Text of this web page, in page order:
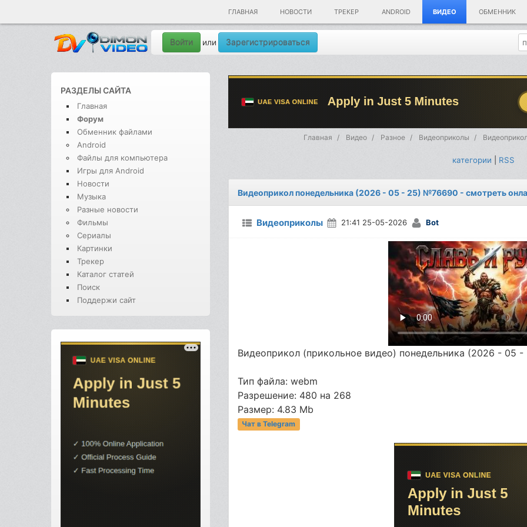
ГЛАВНАЯ НОВОСТИ ТРЕКЕР ANDROID ВИДЕО ОБМЕННИК
Войти или Зарегистрироваться
РАЗДЕЛЫ САЙТА
Главная
Форум
Обменник файлами
Android
Файлы для компьютера
Игры для Android
Новости
Музыка
Разные новости
Фильмы
Сериалы
Картинки
Трекер
Каталог статей
Поиск
Поддержи сайт
Главная Видео Разное Видеоприколы
категории RSS
Видеоприкол понедельника (2026 - 05 - 25) №76690 - смотреть
Видеоприколы 21:41 25-05-2026 Bot
Видеоприкол (прикольное видео) понедельника (2026 - 05 -
Тип файла: webm
Разрешение: 480 на 268
Размер: 4.83 Mb
Чат в Telegram